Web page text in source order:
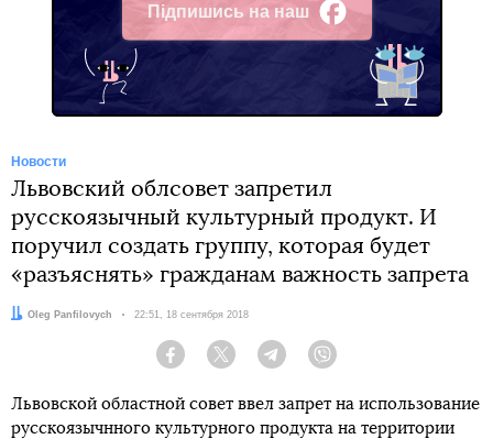
Підпишись на наш
Facebook
Новости
Львовский облсовет запретил
русскоязычный культурный продукт. И
поручил создать группу, которая будет
«разъяснять» гражданам важность запрета
Автор:
Oleg Panfilovych Дата:
22:51, 18 сентября 2018
Facebook Twitter Telegram
Львовской областной совет ввел запрет на использование
русскоязычнного культурного продукта на территории